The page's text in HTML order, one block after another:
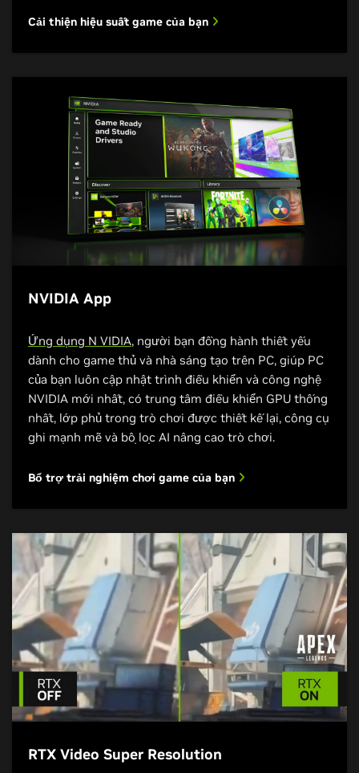
Cải thiện hiệu suất game của bạn
NVIDIA App
Ứng dụng N VIDIA, người bạn đồng hành thiết yếu
dành cho game thủ và nhà sáng tạo trên PC, giúp PC
của bạn luôn cập nhật trình điều khiển và công nghệ
NVIDIA mới nhất, có trung tâm điều khiển GPU thống
nhất, lớp phủ trong trò chơi được thiết kế lại, công cụ
ghi mạnh mẽ và bộ lọc AI nâng cao trò chơi.
Bổ trợ trải nghiệm chơi game của bạn
RTX Video Super Resolution